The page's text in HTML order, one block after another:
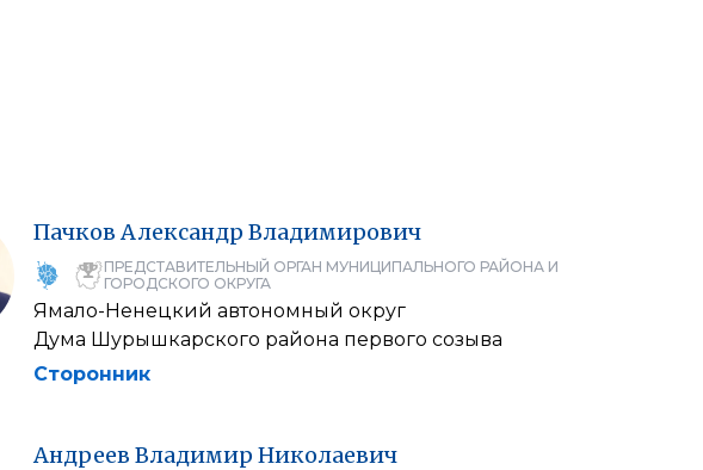
Пачков Александр Владимирович
ПРЕДСТАВИТЕЛЬНЫЙ ОРГАН МУНИЦИПАЛЬНОГО РАЙОНА И
ГОРОДСКОГО ОКРУГА
Ямало-Ненецкий автономный округ
Дума Шурышкарского района первого созыва
Сторонник
Андреев Владимир Николаевич